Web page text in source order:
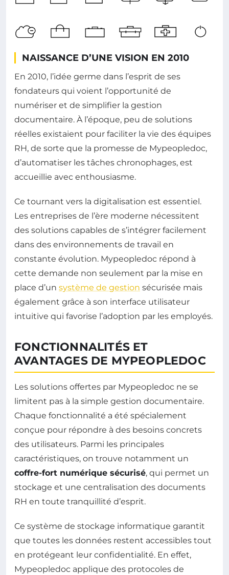
NAISSANCE D’UNE VISION EN 2010
En 2010, l’idée germe dans l’esprit de ses
fondateurs qui voient l’opportunité de
numériser et de simplifier la gestion
documentaire. À l’époque, peu de solutions
réelles existaient pour faciliter la vie des équipes
RH, de sorte que la promesse de Mypeopledoc,
d’automatiser les tâches chronophages, est
accueillie avec enthousiasme.
Ce tournant vers la digitalisation est essentiel.
Les entreprises de l’ère moderne nécessitent
des solutions capables de s’intégrer facilement
dans des environnements de travail en
constante évolution. Mypeopledoc répond à
cette demande non seulement par la mise en
place d’un système de gestion sécurisée mais
également grâce à son interface utilisateur
intuitive qui favorise l’adoption par les employés.
FONCTIONNALITÉS ET
AVANTAGES DE MYPEOPLEDOC
Les solutions offertes par Mypeopledoc ne se
limitent pas à la simple gestion documentaire.
Chaque fonctionnalité a été spécialement
conçue pour répondre à des besoins concrets
des utilisateurs. Parmi les principales
caractéristiques, on trouve notamment un
coffre-fort numérique sécurisé, qui permet un
stockage et une centralisation des documents
RH en toute tranquillité d’esprit.
Ce système de stockage informatique garantit
que toutes les données restent accessibles tout
en protégeant leur confidentialité. En effet,
Mypeopledoc applique des protocoles de